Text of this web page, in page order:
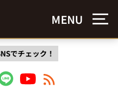
MENU
でチェック！